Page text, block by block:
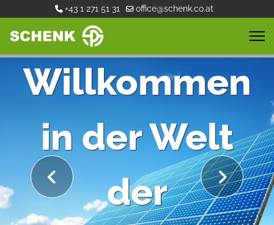
+43 1 271 51 31 office@schenk.co.at
Willkommen
in der Welt
der